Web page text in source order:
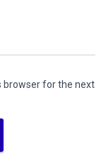
browser for the next